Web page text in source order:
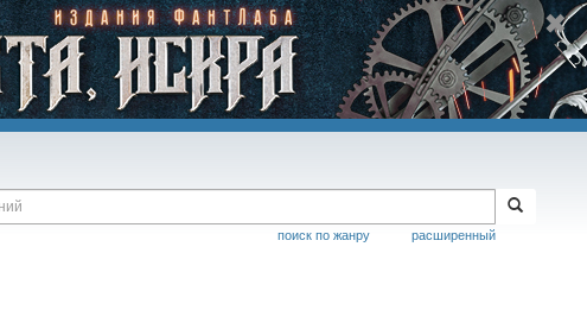
расширенный
поиск по жанру